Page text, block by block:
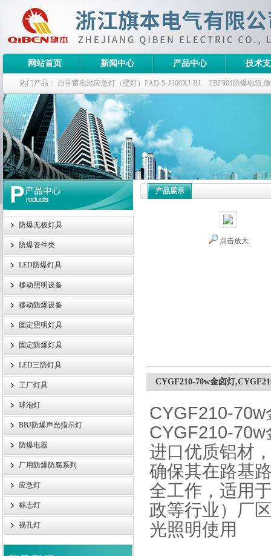
浙江旗本电气有限公司
网站首页 新闻中心 产品中心 技术
热门产品： 自带蓄电池应急灯（壁灯）FAD-S-J100XJ-BJ TBF901防爆电筒,
栏式无极灯 G9960-W120W长寿无极工厂灯,三防无极灯
防爆泛光灯
防爆无极灯具
防爆管件类
LED防爆灯具
移动照明设备
移动防爆设备
固定照明灯具
固定防爆灯具
LED三防灯具
工厂灯具
球泡灯
BBJ防爆声光指示灯
防爆电器
厂用防爆防腐系列
应急灯
标志灯
视孔灯
产品展示
点击放大
CYGF210-70w金卤灯
CYGF210-
CYGF210-
进口优质铝材
确保其在路基
全工作，适用
政等行业）厂
光照明使用